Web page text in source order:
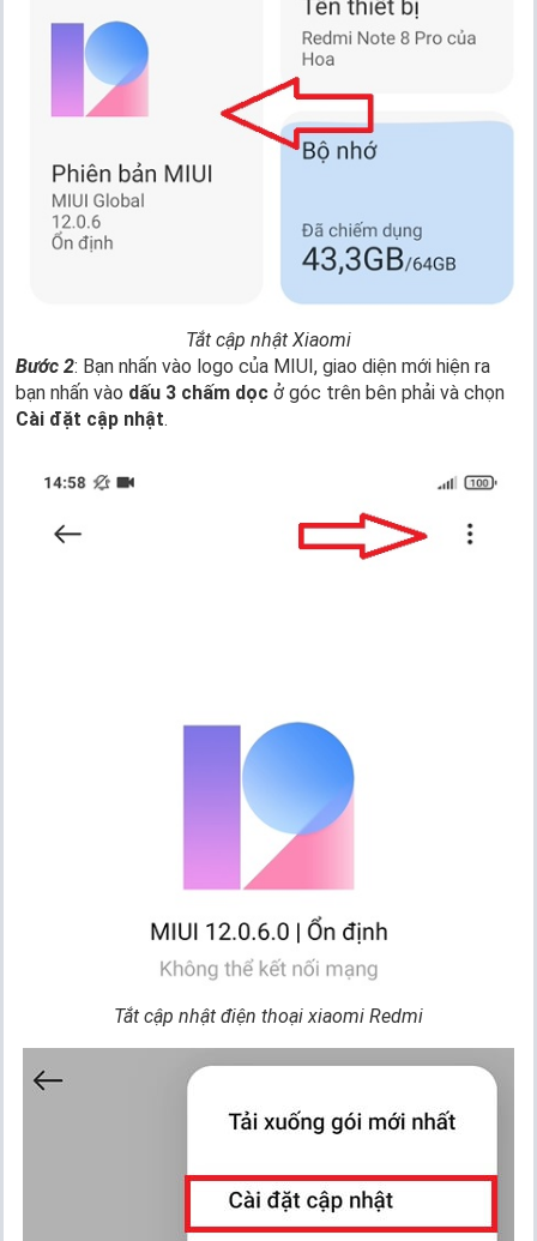
Tắt cập nhật Xiaomi
Bước 2: Bạn nhấn vào logo của MIUI, giao diện mới hiện ra
bạn nhấn vào dấu 3 chấm dọc ở góc trên bên phải và chọn
Cài đặt cập nhật.
Tắt cập nhật điện thoại xiaomi Redmi